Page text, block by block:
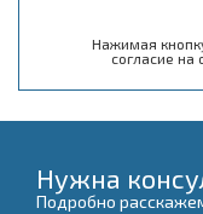
Нажимая
согласие на
Нужна
Подробно